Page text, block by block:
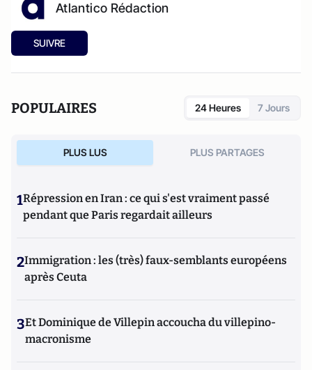
Atlantico Rédaction
SUIVRE
POPULAIRES 24 Heures 7 Jours
PLUS LUS PLUS PARTAGES
1Répression en Iran : ce qui s'est vraiment passé
pendant que Paris regardait ailleurs
2Immigration : les (très) faux-semblants européens
après Ceuta
3Et Dominique de Villepin accoucha du villepino-
macronisme